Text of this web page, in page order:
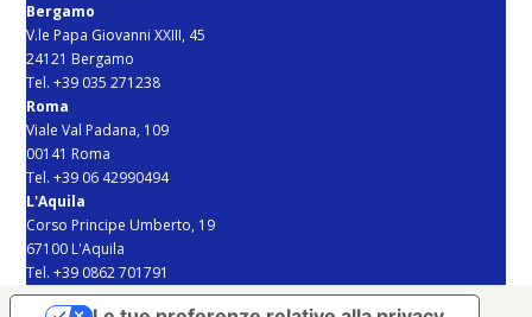
Bergamo
V.le Papa Giovanni XXIII, 45
24121 Bergamo
Tel. +39 035 271238
Roma
Viale Val Padana, 109
00141 Roma
Tel. +39 06 42990494
L'Aquila
Corso Principe Umberto, 19
67100 L'Aquila
Tel. +39 0862 701791